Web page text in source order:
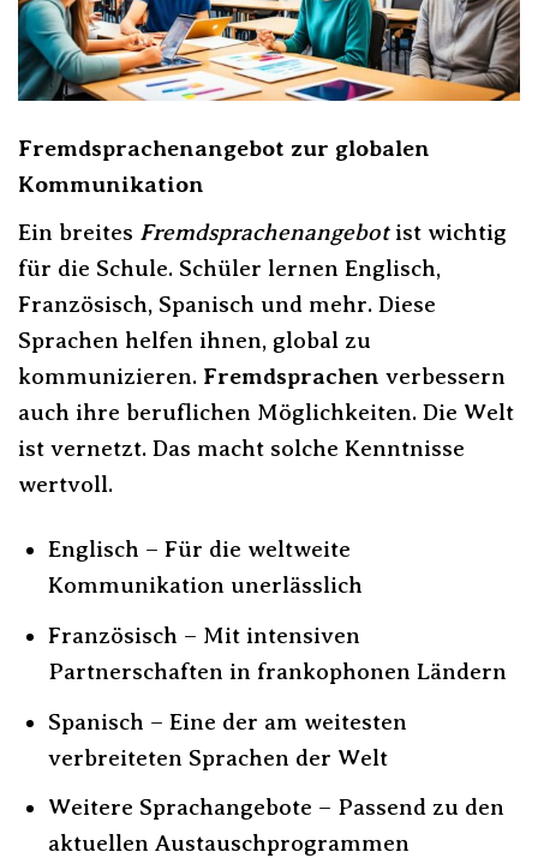
Fremdsprachenangebot zur globalen
Kommunikation
Ein breites Fremdsprachenangebotist wichtig
für die Schule. Schüler lernen Englisch,
Französisch, Spanisch und mehr. Diese
Sprachen helfen ihnen, global zu
kommunizieren. Fremdsprachen verbessern
auch ihre beruflichen Möglichkeiten. Die Welt
ist vernetzt. Das macht solche Kenntnisse
wertvoll.
Englisch – Für die weltweite
Kommunikation unerlässlich
Französisch – Mit intensiven
Partnerschaften in frankophonen Ländern
Spanisch – Eine der am weitesten
verbreiteten Sprachen der Welt
Weitere Sprachangebote – Passend zu den
aktuellen Austauschprogrammen